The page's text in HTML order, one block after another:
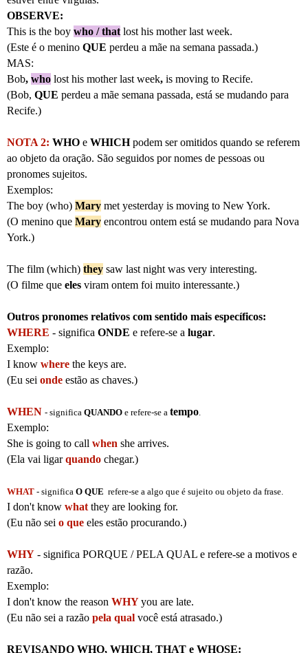
OBSERVE:
This is the boy who / that lost his mother last week.
(Este é o menino QUE perdeu a mãe na semana passada.)
MAS:
Bob, who lost his mother last week, is moving to Recife.
(Bob, QUE perdeu a mãe semana passada, está se mudando para
Recife.)
NOTA 2: WHO e WHICHpodem ser omitidos quando se referem
ao objeto da oração. São seguidos por nomes de pessoas ou
pronomes sujeitos.
Exemplos:
The boy (who) Mary met yesterday is moving to New York.
(O menino que Mary encontrou ontem está se mudando para Nova
York.)
The film (which) they saw last night was very interesting.
(O filme que eles viram ontem foi muito interessante.)
Outros pronomes relativos com sentido mais específicos:
WHERE - significa ONDE e refere-se a lugar.
Exemplo:
I know where the keys are.
(Eu sei onde estão as chaves.)
WHEN - significa QUANDO e refere-se a tempo
Exemplo:
She is going to call when she arrives.
(Ela vai ligarquando chegar.)
WHAT - significa O QUE refere-se a algo que é sujeito ou objeto da frase.
I don't know what they are looking for.
(Eu não sei o que eles estão procurando.)
WHY - significa PORQUE / PELA QUAL e refere-se a motivos e
razão.
Exemplo:
I don't know the reason WHYyou are late.
(Eu não sei a razão pela qual você está atrasado.)
REVISANDO WHO, WHICH, THAT e WHOSE: